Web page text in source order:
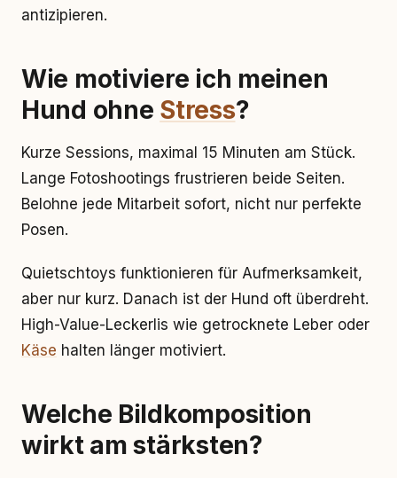
antizipieren.
Wie motiviere ich meinen
Hund ohne Stress?
Kurze Sessions, maximal 15 Minuten am Stück.
Lange Fotoshootings frustrieren beide Seiten.
Belohne jede Mitarbeit sofort, nicht nur perfekte
Posen.
Quietschtoys funktionieren für Aufmerksamkeit,
aber nur kurz. Danach ist der Hund oft überdreht.
High-Value-Leckerlis wie getrocknete Leber oder
Käse halten länger motiviert.
Welche Bildkomposition
wirkt am stärksten?